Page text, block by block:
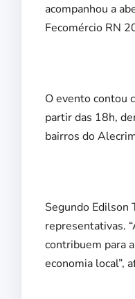
acompanhou a
Fecomércio RN
O evento contou
partir das 18h,
bairros do
Segundo Edilson
representativas.
contribuem para
economia local”,